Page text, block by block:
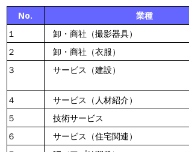
No. 業種
１
卸・商社（撮影器具）
２
卸・商社（衣服）
３
サービス（建設）
４
サービス（人材紹介）
５
技術サービス
６
サービス（住宅関連）